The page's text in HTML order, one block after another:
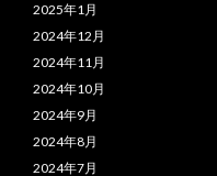
2025年1月
2024年12月
2024年11月
2024年10月
2024年9月
2024年8月
2024年7月